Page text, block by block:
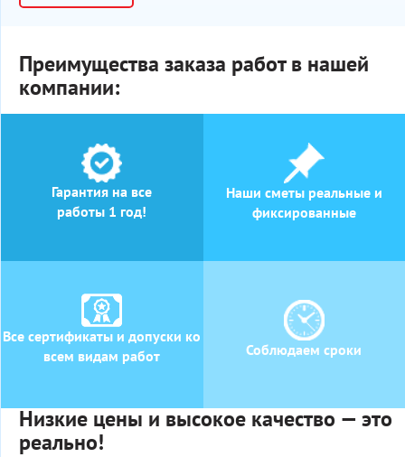
Преимущества заказа работ в нашей
компании:
Гарантия на все
работы 1 год!
Наши сметы реальные и
фиксированные
Все сертификаты и допуски ко
всем видам работ
Соблюдаем сроки
Низкие цены и высокое качество — это
реально!